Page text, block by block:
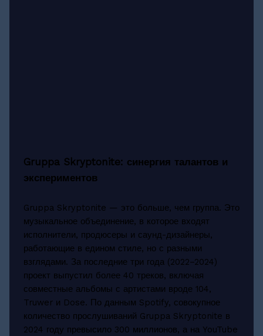
Gruppa Skryptonite: синергия талантов и
экспериментов
Gruppa Skryptonite — это больше, чем группа. Это
музыкальное объединение, в которое входят
исполнители, продюсеры и саунд-дизайнеры,
работающие в едином стиле, но с разными
взглядами. За последние три года (2022–2024)
проект выпустил более 40 треков, включая
совместные альбомы с артистами вроде 104,
Truwer и Dose. По данным Spotify, совокупное
количество прослушиваний Gruppa Skryptonite в
2024 году превысило 300 миллионов, а на YouTube